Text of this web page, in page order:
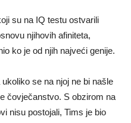
su na IQ testu ostvarili
njihovih afiniteta,
ko je od njih najveći genije.
se na njoj ne bi našle
čovječanstvo. S obzirom na
nisu postojali, Tims je bio